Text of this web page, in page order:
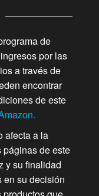
de
por las
a través de
encontrar
de este
afecta a la
de este
y su finalidad
en su decisión